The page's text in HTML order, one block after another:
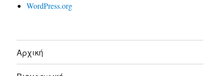
WordPress.org
Αρχική